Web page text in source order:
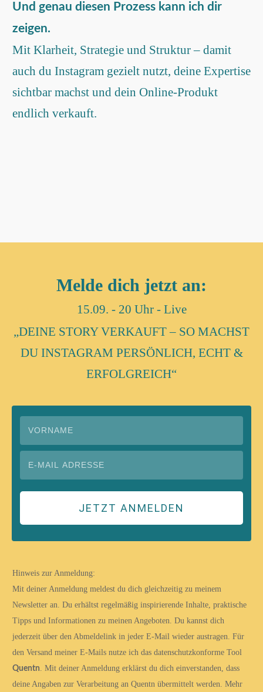
Und genau diesen Prozess kann ich dir
zeigen.
Mit Klarheit, Strategie und Struktur – damit
auch du Instagram gezielt nutzt, deine Expertise
sichtbar machst und dein Online-Produkt
endlich verkauft.
Melde dich jetzt an:
15.09. - 20 Uhr - Live
„DEINE STORY VERKAUFT – SO MACHST
DU INSTAGRAM PERSÖNLICH, ECHT &
ERFOLGREICH“
JETZT ANMELDEN
Hinweis zur Anmeldung:
Mit deiner Anmeldung meldest du dich gleichzeitig zu meinem
Newsletter an. Du erhältst regelmäßig inspirierende Inhalte, praktische
Tipps und Informationen zu meinen Angeboten. Du kannst dich
jederzeit über den Abmeldelink in jeder E-Mail wieder austragen. Für
den Versand meiner E-Mails nutze ich das datenschutzkonforme Tool
Quentn. Mit deiner Anmeldung erklärst du dich einverstanden, dass
deine Angaben zur Verarbeitung an Quentn übermittelt werden. Mehr